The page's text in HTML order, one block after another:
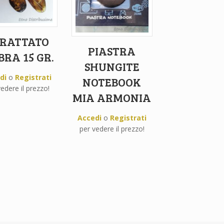
15 GR.
o Registrati
il prezzo!
PIASTRA
SHUNGITE
NOTEBOOK
MIA ARMONIA
Accedio Registrati
per vedere il prezzo!